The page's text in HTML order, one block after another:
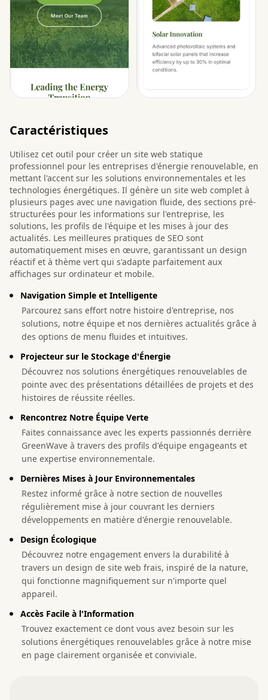
Caractéristiques
Utilisez cet outil pour créer un site web statique
professionnel pour les entreprises d'énergie renouvelable, en
mettant l'accent sur les solutions environnementales et les
technologies énergétiques. Il génère un site web complet à
plusieurs pages avec une navigation fluide, des sections pré-
structurées pour les informations sur l'entreprise, les
solutions, les profils de l'équipe et les mises à jour des
actualités. Les meilleures pratiques de SEO sont
automatiquement mises en œuvre, garantissant un design
réactif et à thème vert qui s'adapte parfaitement aux
affichages sur ordinateur et mobile.
Navigation Simple et Intelligente
Parcourez sans effort notre histoire d'entreprise, nos
solutions, notre équipe et nos dernières actualités grâce à
des options de menu fluides et intuitives.
Projecteur sur le Stockage d'Énergie
Découvrez nos solutions énergétiques renouvelables de
pointe avec des présentations détaillées de projets et des
histoires de réussite réelles.
Rencontrez Notre Équipe Verte
Faites connaissance avec les experts passionnés derrière
GreenWave à travers des profils d'équipe engageants et
une expertise environnementale.
Dernières Mises à Jour Environnementales
Restez informé grâce à notre section de nouvelles
régulièrement mise à jour couvrant les derniers
développements en matière d'énergie renouvelable.
Design Écologique
Découvrez notre engagement envers la durabilité à
travers un design de site web frais, inspiré de la nature,
qui fonctionne magnifiquement sur n'importe quel
appareil.
Accès Facile à l'Information
Trouvez exactement ce dont vous avez besoin sur les
solutions énergétiques renouvelables grâce à notre mise
en page clairement organisée et conviviale.